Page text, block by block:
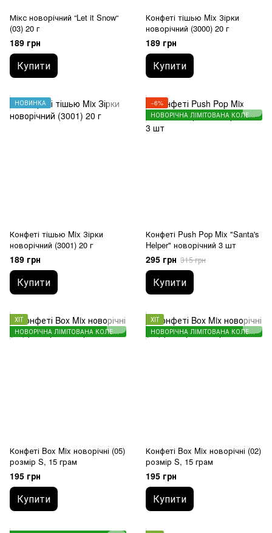
Мікс новорічний “Let it Snow“
(03) 20 г
189 грн
Купити
Конфеті тішью Mix Зірки
новорічний (3000) 20 г
189 грн
Купити
НОВИНКА
Конфеті тішью Mix Зірки
новорічний (3001) 20 г
189 грн
Купити
−6%
НОВОРІЧНА ЛІМІТОВАНА КОЛЕКЦІЯ
Конфеті Push Pop Mix "Santa's
Helper" новорічний 3 шт
295 грн 315 грн
Купити
ХІТ
НОВОРІЧНА ЛІМІТОВАНА КОЛЕКЦІЯ
Конфеті Box Mix новорічні (05)
розмір S, 15 грам
195 грн
Купити
ХІТ
НОВОРІЧНА ЛІМІТОВАНА КОЛЕКЦІЯ
Конфеті Box Mix новорічні (02)
розмір S, 15 грам
195 грн
Купити